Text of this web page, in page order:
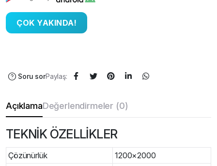
Soru sorPaylaş:
AçıklamaDeğerlendirmeler (0)
TEKNİK ÖZELLİKLER
Çözünürlük
1200×2000